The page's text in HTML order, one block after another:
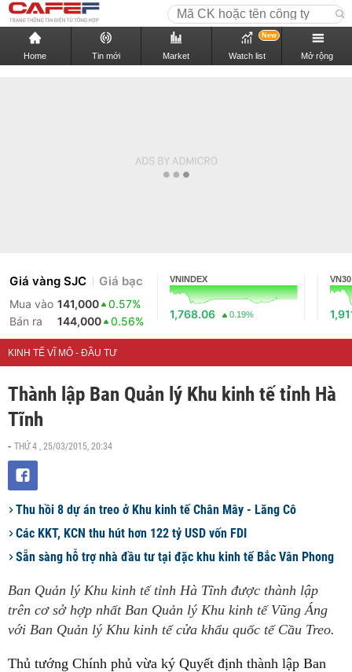
Home Tin mới Market Watch list
New
Mở rộng
Giá vàng SJC Giá bạc
Mua vào 141,000
0.57%
Bán ra
144,000 0.56%
VNINDEX
1,768.06 0.19%
VN30
KINH TẾ VĨ MÔ - ĐẦU TƯ
Thành lập Ban Quản lý Khu kinh tế tỉnh Hà
Tĩnh
- THỨ 4 , 25/03/2015, 20:34
Thu hồi 8 dự án treo ở Khu kinh tế Chân Mây - Lăng Cô
Các KKT, KCN thu hút hơn 122 tỷ USD vốn FDI
Sẵn sàng hỗ trợ nhà đầu tư tại đặc khu kinh tế Bắc Vân Phong
Ban Quản lý Khu kinh tế tỉnh Hà Tĩnh được thành lập
trên cơ sở hợp nhất Ban Quản lý Khu kinh tế Vũng Áng
với Ban Quản lý Khu kinh tế cửa khẩu quốc tế Cầu Treo.
Thủ tướng Chính phủ vừa ký Quyết định thành lập Ban